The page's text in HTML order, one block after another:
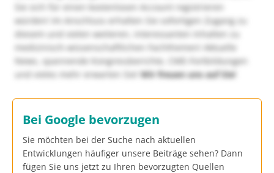
Sie sich für einen kostenlosen Account registrieren
würden! Im Anschluss erhalten Sie sofortigen Zugang zu
diesem und vielen weiteren, interessanten Inhalten zu
medizinisch-wissenschaftlichen Fachthemen! Aktuelle
News, spannende Kongressberichte, CME-Fortbildungen
und vieles mehr erwarten Sie!Wir freuen uns auf Sie!
Bei Google bevorzugen
Sie möchten bei der Suche nach aktuellen
Entwicklungen häufiger unsere Beiträge sehen? Dann
fügen Sie uns jetzt zu Ihren bevorzugten Quellen